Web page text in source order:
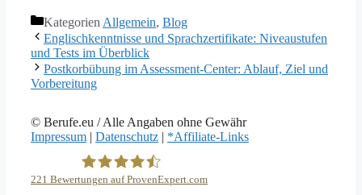
Kategorien Allgemein, Blog
Englischkenntnisse und Sprachzertifikate: Niveaustufen
und Tests im Überblick
Postkorbübung im Assessment-Center: Ablauf, Ziel und
Vorbereitung
© Berufe.eu / Alle Angaben ohne Gewähr
Impressum | Datenschutz | *Affiliate-Links
221 Bewertungen auf ProvenExpert.com